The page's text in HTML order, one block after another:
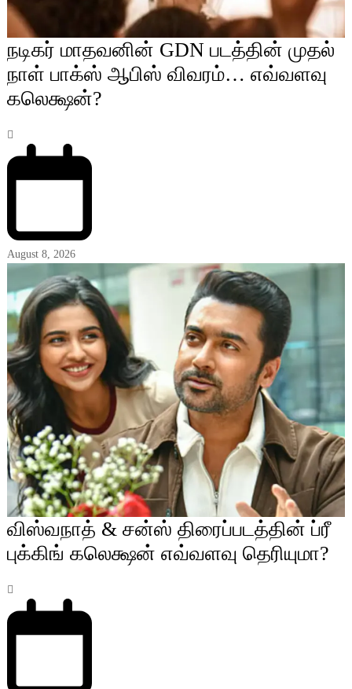
நடிகர் மாதவனின் GDN படத்தின் முதல்
நாள் பாக்ஸ் ஆபிஸ் விவரம்… எவ்வளவு
கலெக்ஷன்?
August 8, 2026
விஸ்வநாத் & சன்ஸ் திரைப்படத்தின் ப்ரீ
புக்கிங் கலெக்ஷன் எவ்வளவு தெரியுமா?